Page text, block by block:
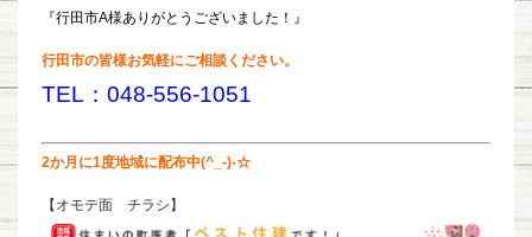
『行田市A様ありがとうございました！』
行田市の皆様お気軽にご相談ください。
TEL：048-556-1051
2か月に1度地域に配布中(^_-)-☆
【オモテ面 チラシ】